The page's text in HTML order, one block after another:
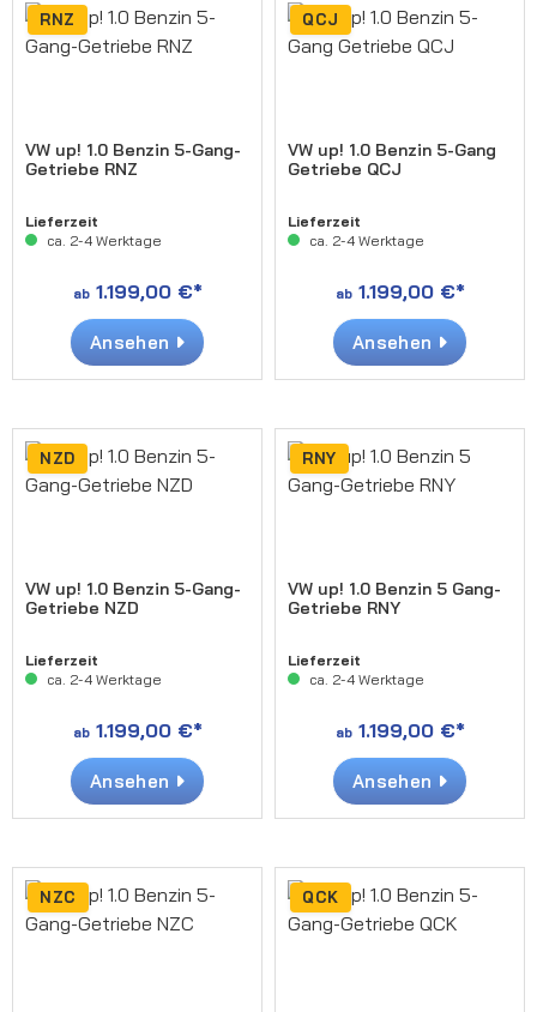
RNZ
VW up! 1.0 Benzin 5-Gang-
Getriebe RNZ
Lieferzeit
ca. 2-4 Werktage
ab1.199,00 €*
Ansehen
QCJ
VW up! 1.0 Benzin 5-Gang
Getriebe QCJ
Lieferzeit
ca. 2-4 Werktage
ab1.199,00 €*
Ansehen
NZD
VW up! 1.0 Benzin 5-Gang-
Getriebe NZD
Lieferzeit
ca. 2-4 Werktage
ab1.199,00 €*
Ansehen
RNY
VW up! 1.0 Benzin 5 Gang-
Getriebe RNY
Lieferzeit
ca. 2-4 Werktage
ab1.199,00 €*
Ansehen
NZC QCK